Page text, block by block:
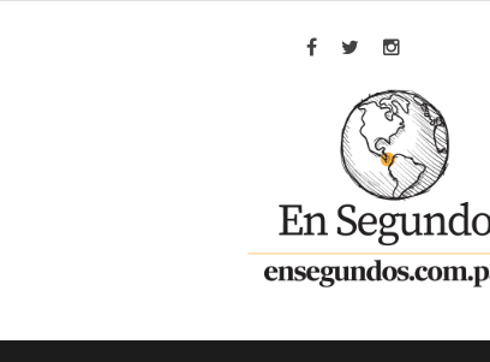
Facebook
TwitterInstagram